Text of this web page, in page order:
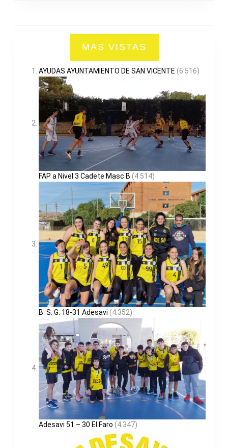
MAS VISTAS
AYUDAS AYUNTAMIENTO DE SAN VICENTE (6.516)
FAP a Nivel 3 Cadete Masc B (4.514)
B. S. G. 18-31 Adesavi (4.352)
Adesavi 51 – 30 El Faro (4.347)